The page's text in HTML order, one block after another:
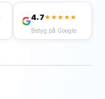
4.7★★★★★
Betyg på Google